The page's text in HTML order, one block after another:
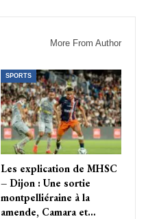
More From Author
SPORTS
Les explication de MHSC
– Dijon : Une sortie
montpelliéraine à la
amende, Camara et…